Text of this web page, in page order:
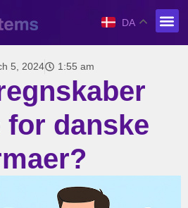
DA
5, 2024 1:55 am
danske